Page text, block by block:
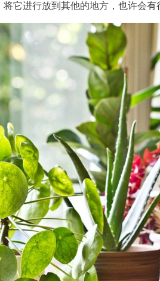
它进行放到其他的地方，也许会有